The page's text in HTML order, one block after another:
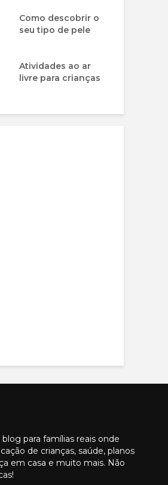
Como descobrir o
seu tipo de pele
Atividades ao ar
livre para crianças
para famílias reais onde
de crianças, saúde, planos
em casa e muito mais. Não